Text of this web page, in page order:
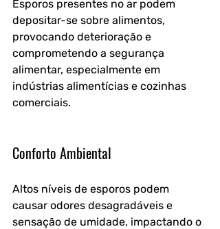
Esporos presentes no ar podem
depositar-se sobre alimentos,
provocando deterioração e
comprometendo a segurança
alimentar, especialmente em
indústrias alimentícias e cozinhas
comerciais.
Conforto Ambiental
Altos níveis de esporos podem
causar odores desagradáveis e
sensação de umidade, impactando o